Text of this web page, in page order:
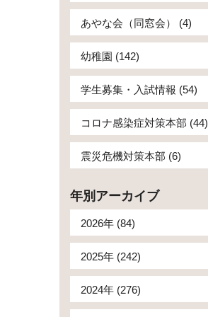
あやな会（同窓会） (4)
幼稚園 (142)
学生募集・入試情報 (54)
コロナ感染症対策本部 (44)
震災危機対策本部 (6)
年別アーカイブ
2026年 (84)
2025年 (242)
2024年 (276)